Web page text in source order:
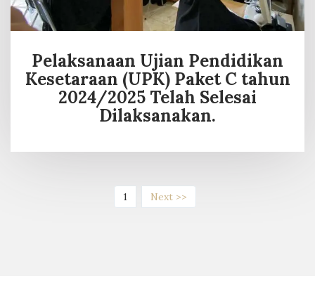
Pelaksanaan Ujian Pendidikan
Kesetaraan (UPK) Paket C tahun
2024/2025 Telah Selesai
Dilaksanakan.
1(current)Next >>